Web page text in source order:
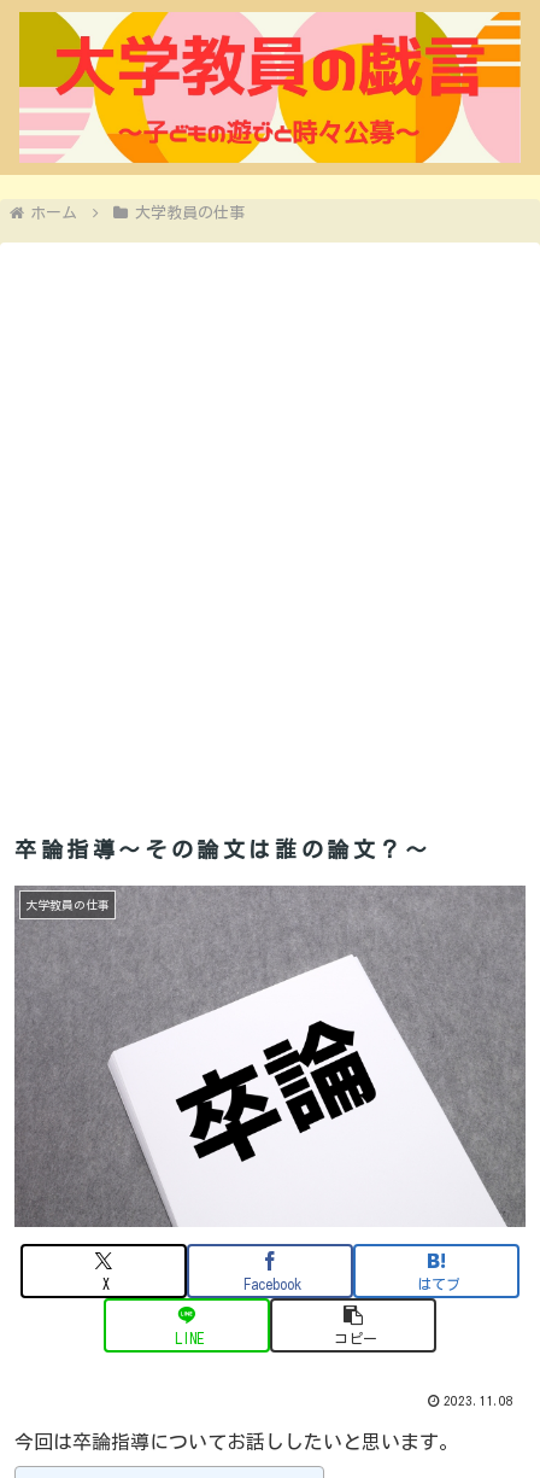
ホーム 大学教員の仕事
卒論指導～その論文は誰の論文？～
大学教員の仕事
X Facebook はてブ
LINE コピー
2023.11.08
今回は卒論指導についてお話ししたいと思います。